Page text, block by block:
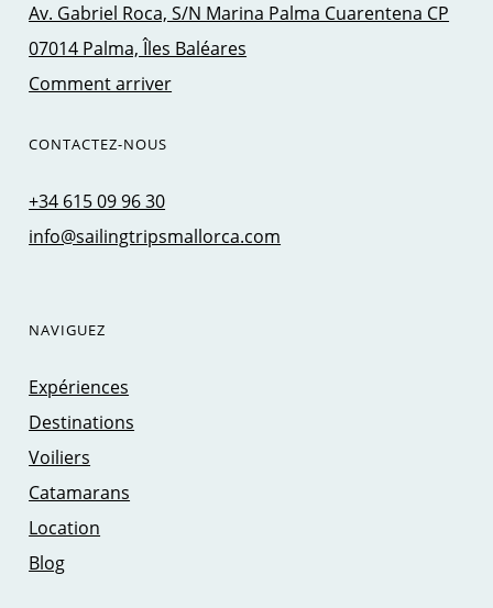
Av. Gabriel Roca, S/N Marina Palma Cuarentena CP
07014 Palma, Îles Baléares
Comment arriver
CONTACTEZ-NOUS
+34 615 09 96 30
info@sailingtripsmallorca.com
NAVIGUEZ
Expériences
Destinations
Voiliers
Catamarans
Location
Blog